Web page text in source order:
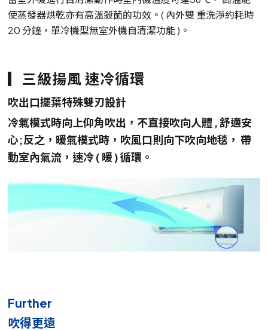
使蒸發器烘乾亦有高溫殺菌的功效。( 內外雙 重洗淨約耗時
20 分鐘，單冷機型無室外機自清潔功能 )。
三級揚風 速冷循環
吹出口擺葉特殊雙刃設計
冷氣模式時向上仰角吹出，不直接吹向人體 , 舒適安
心;反之，暖氣模式時，吹風口則向下吹向地毯， 帶
動室內氣流，速冷 ( 暖 ) 循環。
Further
吹得更遠